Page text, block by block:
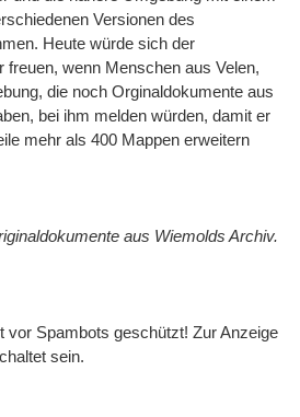
Versionen des
Heute würde sich der
freuen, wenn Menschen aus Velen,
die noch Orginaldokumente aus
bei ihm melden würden, damit er
mehr als 400 Mappen erweitern
aus Wiemolds Archiv.
vor Spambots geschützt! Zur Anzeige
sein.